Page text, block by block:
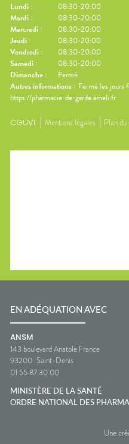
Lundi :
08:30-20:00
Mardi :
08:30-20:00
Mercredi :
08:30-20:00
Jeudi :
08:30-20:00
Vendredi :
08:30-20:00
Samedi :
08:30-20:00
Dimanche :
Fermé
Autres informations : Fermé les jours
https://pharmacie-de-garde.ameli.fr
CGUVL Mentions légales Plan du
EN ADÉQUATION AVEC
ANSM
143 boulevard Anatole France
93200 Saint-Denis
01 55 87 30 00
MINISTÈRE DE LA SANTÉ
ORDRE NATIONAL DES
Une